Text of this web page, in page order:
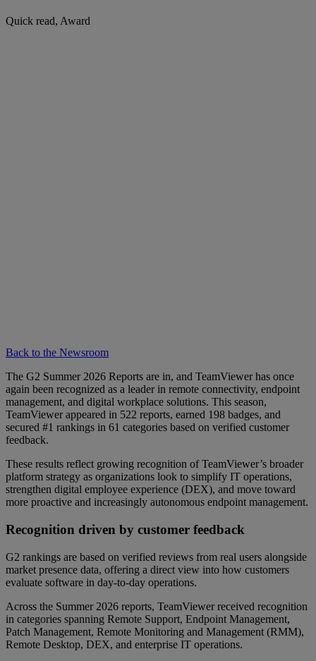
Quick read, Award
Back to the Newsroom
The G2 Summer 2026 Reports are in, and TeamViewer has once
again been recognized as a leader in remote connectivity, endpoint
management, and digital workplace solutions. This season,
TeamViewer appeared in 522 reports, earned 198 badges, and
secured #1 rankings in 61 categories based on verified customer
feedback.
These results reflect growing recognition of TeamViewer’s broader
platform strategy as organizations look to simplify IT operations,
strengthen digital employee experience (DEX), and move toward
more proactive and increasingly autonomous endpoint management.
Recognition driven by customer feedback
G2 rankings are based on verified reviews from real users alongside
market presence data, offering a direct view into how customers
evaluate software in day-to-day operations.
Across the Summer 2026 reports, TeamViewer received recognition
in categories spanning Remote Support, Endpoint Management,
Patch Management, Remote Monitoring and Management (RMM),
Remote Desktop, DEX, and enterprise IT operations.